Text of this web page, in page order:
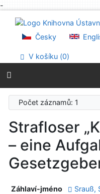
-
Přejít na menu
Prohlášení o webové
Česky
V košíku (0)
Počet záznamů: 1
Strafloser
– eine
Záhlaví-jméno Srauß,